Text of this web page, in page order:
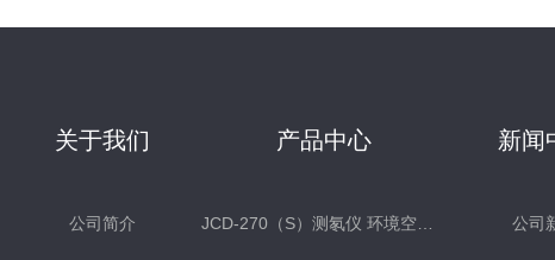
关于我们
公司简介
产品中心 新闻
公司